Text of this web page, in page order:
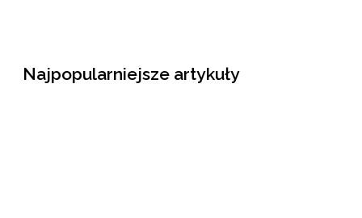
Najpopularniejsze artykuły